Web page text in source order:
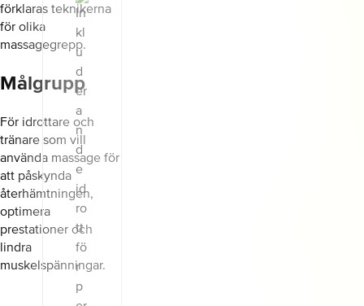
förklaras teknikerna
för olika
massagegrepp.
Målgrupp
För idrottare och
tränare som vill
använda massage för
att påskynda
återhämtningen,
optimera
prestationer och
lindra
muskelspänningar.